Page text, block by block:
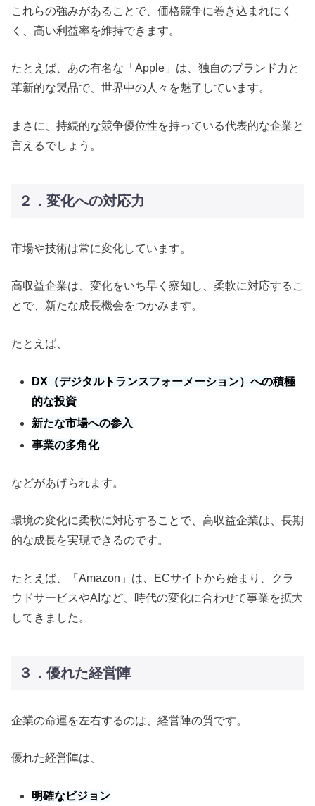
これらの強みがあることで、価格競争に巻き込まれにく
く、高い利益率を維持できます。
たとえば、あの有名な「Apple」は、独自のブランド力と
革新的な製品で、世界中の人々を魅了しています。
まさに、持続的な競争優位性を持っている代表的な企業と
言えるでしょう。
２．変化への対応力
市場や技術は常に変化しています。
高収益企業は、変化をいち早く察知し、柔軟に対応するこ
とで、新たな成長機会をつかみます。
たとえば、
DX（デジタルトランスフォーメーション）への積極
的な投資
新たな市場への参入
事業の多角化
などがあげられます。
環境の変化に柔軟に対応することで、高収益企業は、長期
的な成長を実現できるのです。
たとえば、「Amazon」は、ECサイトから始まり、クラ
ウドサービスやAIなど、時代の変化に合わせて事業を拡大
してきました。
３．優れた経営陣
企業の命運を左右するのは、経営陣の質です。
優れた経営陣は、
明確なビジョン